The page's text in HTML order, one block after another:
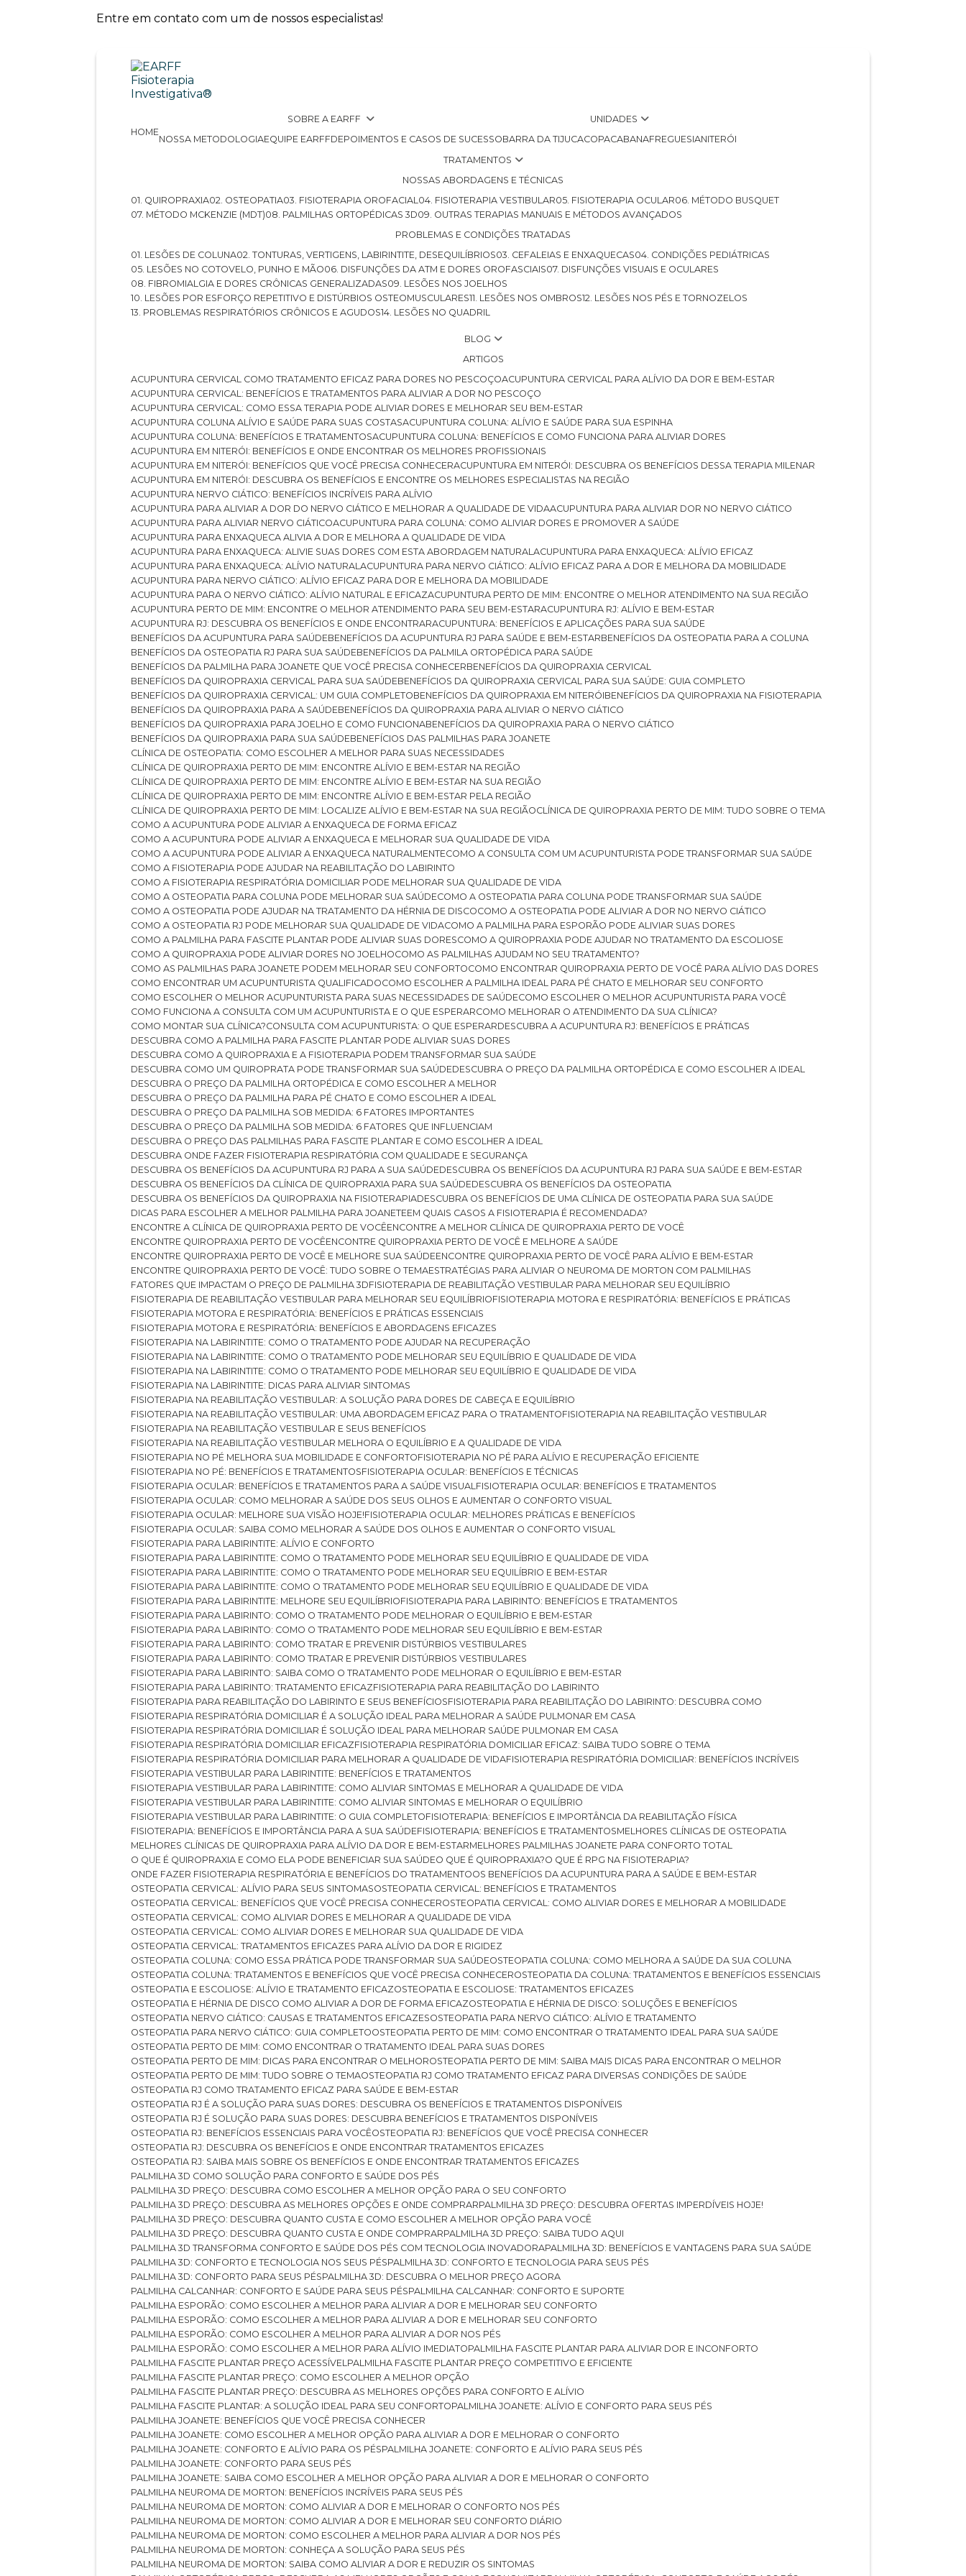
Entre em contato com um de nossos especialistas!
HOME
SOBRE A EARFF
NOSSA METODOLOGIA EQUIPE EARFF DEPOIMENTOS E CASOS DE SUCESSO
UNIDADES
BARRA DA TIJUCA
COPACABANA FREGUESIA
NITERÓI
TRATAMENTOS
NOSSAS ABORDAGENS E TÉCNICAS
01. QUIROPRAXIA
02. OSTEOPATIA 03. FISIOTERAPIA OROFACIAL 04. FISIOTERAPIA VESTIBULAR 05. FISIOTERAPIA OCULAR
06. MÉTODO BUSQUET
07. MÉTODO MCKENZIE (MDT)
08. PALMILHAS ORTOPÉDICAS 3D
09. OUTRAS TERAPIAS MANUAIS E MÉTODOS AVANÇADOS
PROBLEMAS E CONDIÇÕES TRATADAS
01. LESÕES DE COLUNA
02. TONTURAS, VERTIGENS, LABIRINTITE, DESEQUILÍBRIOS 03. CEFALEIAS E ENXAQUECAS
04. CONDIÇÕES PEDIÁTRICAS
05. LESÕES NO COTOVELO, PUNHO E MÃO
06. DISFUNÇÕES DA ATM E DORES OROFASCIAIS
07. DISFUNÇÕES VISUAIS E OCULARES
08. FIBROMIALGIA E DORES CRÔNICAS GENERALIZADAS
09. LESÕES NOS JOELHOS
10. LESÕES POR ESFORÇO REPETITIVO E DISTÚRBIOS OSTEOMUSCULARES 11. LESÕES NOS OMBROS 12. LESÕES NOS PÉS E TORNOZELOS
13. PROBLEMAS RESPIRATÓRIOS CRÔNICOS E AGUDOS 14. LESÕES NO QUADRIL
BLOG
ARTIGOS
ACUPUNTURA CERVICAL COMO TRATAMENTO EFICAZ PARA DORES NO PESCOÇO
ACUPUNTURA CERVICAL PARA ALÍVIO DA DOR E BEM-ESTAR
ACUPUNTURA CERVICAL: BENEFÍCIOS E TRATAMENTOS PARA ALIVIAR A DOR NO PESCOÇO
ACUPUNTURA CERVICAL: COMO ESSA TERAPIA PODE ALIVIAR DORES E MELHORAR SEU BEM-ESTAR
ACUPUNTURA COLUNA ALÍVIO E SAÚDE PARA SUAS COSTAS
ACUPUNTURA COLUNA: ALÍVIO E SAÚDE PARA SUA ESPINHA
ACUPUNTURA COLUNA: BENEFÍCIOS E TRATAMENTOS
ACUPUNTURA COLUNA: BENEFÍCIOS E COMO FUNCIONA PARA ALIVIAR DORES
ACUPUNTURA EM NITERÓI: BENEFÍCIOS E ONDE ENCONTRAR OS MELHORES PROFISSIONAIS
ACUPUNTURA EM NITERÓI: BENEFÍCIOS QUE VOCÊ PRECISA CONHECER
ACUPUNTURA EM NITERÓI: DESCUBRA OS BENEFÍCIOS DESSA TERAPIA MILENAR
ACUPUNTURA EM NITERÓI: DESCUBRA OS BENEFÍCIOS E ENCONTRE OS MELHORES ESPECIALISTAS NA REGIÃO
ACUPUNTURA NERVO CIÁTICO: BENEFÍCIOS INCRÍVEIS PARA ALÍVIO
ACUPUNTURA PARA ALIVIAR A DOR DO NERVO CIÁTICO E MELHORAR A QUALIDADE DE VIDA
ACUPUNTURA PARA ALIVIAR DOR NO NERVO CIÁTICO
ACUPUNTURA PARA ALIVIAR NERVO CIÁTICO
ACUPUNTURA PARA COLUNA: COMO ALIVIAR DORES E PROMOVER A SAÚDE
ACUPUNTURA PARA ENXAQUECA ALIVIA A DOR E MELHORA A QUALIDADE DE VIDA
ACUPUNTURA PARA ENXAQUECA: ALIVIE SUAS DORES COM ESTA ABORDAGEM NATURAL
ACUPUNTURA PARA ENXAQUECA: ALÍVIO EFICAZ
ACUPUNTURA PARA ENXAQUECA: ALÍVIO NATURAL
ACUPUNTURA PARA NERVO CIÁTICO: ALÍVIO EFICAZ PARA A DOR E MELHORA DA MOBILIDADE
ACUPUNTURA PARA NERVO CIÁTICO: ALÍVIO EFICAZ PARA DOR E MELHORA DA MOBILIDADE
ACUPUNTURA PARA O NERVO CIÁTICO: ALÍVIO NATURAL E EFICAZ
ACUPUNTURA PERTO DE MIM: ENCONTRE O MELHOR ATENDIMENTO NA SUA REGIÃO
ACUPUNTURA PERTO DE MIM: ENCONTRE O MELHOR ATENDIMENTO PARA SEU BEM-ESTAR
ACUPUNTURA RJ: ALÍVIO E BEM-ESTAR
ACUPUNTURA RJ: DESCUBRA OS BENEFÍCIOS E ONDE ENCONTRAR
ACUPUNTURA: BENEFÍCIOS E APLICAÇÕES PARA SUA SAÚDE
BENEFÍCIOS DA ACUPUNTURA PARA SAÚDE
BENEFÍCIOS DA ACUPUNTURA RJ PARA SAÚDE E BEM-ESTAR
BENEFÍCIOS DA OSTEOPATIA PARA A COLUNA
BENEFÍCIOS DA OSTEOPATIA RJ PARA SUA SAÚDE
BENEFÍCIOS DA PALMILA ORTOPÉDICA PARA SAÚDE
BENEFÍCIOS DA PALMILHA PARA JOANETE QUE VOCÊ PRECISA CONHECER
BENEFÍCIOS DA QUIROPRAXIA CERVICAL
BENEFÍCIOS DA QUIROPRAXIA CERVICAL PARA SUA SAÚDE
BENEFÍCIOS DA QUIROPRAXIA CERVICAL PARA SUA SAÚDE: GUIA COMPLETO
BENEFÍCIOS DA QUIROPRAXIA CERVICAL: UM GUIA COMPLETO
BENEFÍCIOS DA QUIROPRAXIA EM NITERÓI
BENEFÍCIOS DA QUIROPRAXIA NA FISIOTERAPIA
BENEFÍCIOS DA QUIROPRAXIA PARA A SAÚDE
BENEFÍCIOS DA QUIROPRAXIA PARA ALIVIAR O NERVO CIÁTICO
BENEFÍCIOS DA QUIROPRAXIA PARA JOELHO E COMO FUNCIONA
BENEFÍCIOS DA QUIROPRAXIA PARA O NERVO CIÁTICO
BENEFÍCIOS DA QUIROPRAXIA PARA SUA SAÚDE
BENEFÍCIOS DAS PALMILHAS PARA JOANETE
CLÍNICA DE OSTEOPATIA: COMO ESCOLHER A MELHOR PARA SUAS NECESSIDADES
CLÍNICA DE QUIROPRAXIA PERTO DE MIM: ENCONTRE ALÍVIO E BEM-ESTAR NA REGIÃO
CLÍNICA DE QUIROPRAXIA PERTO DE MIM: ENCONTRE ALÍVIO E BEM-ESTAR NA SUA REGIÃO
CLÍNICA DE QUIROPRAXIA PERTO DE MIM: ENCONTRE ALÍVIO E BEM-ESTAR PELA REGIÃO
CLÍNICA DE QUIROPRAXIA PERTO DE MIM: LOCALIZE ALÍVIO E BEM-ESTAR NA SUA REGIÃO
CLÍNICA DE QUIROPRAXIA PERTO DE MIM: TUDO SOBRE O TEMA
COMO A ACUPUNTURA PODE ALIVIAR A ENXAQUECA DE FORMA EFICAZ
COMO A ACUPUNTURA PODE ALIVIAR A ENXAQUECA E MELHORAR SUA QUALIDADE DE VIDA
COMO A ACUPUNTURA PODE ALIVIAR A ENXAQUECA NATURALMENTE
COMO A CONSULTA COM UM ACUPUNTURISTA PODE TRANSFORMAR SUA SAÚDE
COMO A FISIOTERAPIA PODE AJUDAR NA REABILITAÇÃO DO LABIRINTO
COMO A FISIOTERAPIA RESPIRATÓRIA DOMICILIAR PODE MELHORAR SUA QUALIDADE DE VIDA
COMO A OSTEOPATIA PARA COLUNA PODE MELHORAR SUA SAÚDE
COMO A OSTEOPATIA PARA COLUNA PODE TRANSFORMAR SUA SAÚDE
COMO A OSTEOPATIA PODE AJUDAR NA TRATAMENTO DA HÉRNIA DE DISCO
COMO A OSTEOPATIA PODE ALIVIAR A DOR NO NERVO CIÁTICO
COMO A OSTEOPATIA RJ PODE MELHORAR SUA QUALIDADE DE VIDA
COMO A PALMILHA PARA ESPORÃO PODE ALIVIAR SUAS DORES
COMO A PALMILHA PARA FASCITE PLANTAR PODE ALIVIAR SUAS DORES
COMO A QUIROPRAXIA PODE AJUDAR NO TRATAMENTO DA ESCOLIOSE
COMO A QUIROPRAXIA PODE ALIVIAR DORES NO JOELHO
COMO AS PALMILHAS AJUDAM NO SEU TRATAMENTO?
COMO AS PALMILHAS PARA JOANETE PODEM MELHORAR SEU CONFORTO
COMO ENCONTRAR QUIROPRAXIA PERTO DE VOCÊ PARA ALÍVIO DAS DORES
COMO ENCONTRAR UM ACUPUNTURISTA QUALIFICADO
COMO ESCOLHER A PALMILHA IDEAL PARA PÉ CHATO E MELHORAR SEU CONFORTO
COMO ESCOLHER O MELHOR ACUPUNTURISTA PARA SUAS NECESSIDADES DE SAÚDE
COMO ESCOLHER O MELHOR ACUPUNTURISTA PARA VOCÊ
COMO FUNCIONA A CONSULTA COM UM ACUPUNTURISTA E O QUE ESPERAR
COMO MELHORAR O ATENDIMENTO DA SUA CLÍNICA?
COMO MONTAR SUA CLÍNICA?
CONSULTA COM ACUPUNTURISTA: O QUE ESPERAR
DESCUBRA A ACUPUNTURA RJ: BENEFÍCIOS E PRÁTICAS
DESCUBRA COMO A PALMILHA PARA FASCITE PLANTAR PODE ALIVIAR SUAS DORES
DESCUBRA COMO A QUIROPRAXIA E A FISIOTERAPIA PODEM TRANSFORMAR SUA SAÚDE
DESCUBRA COMO UM QUIROPRATA PODE TRANSFORMAR SUA SAÚDE
DESCUBRA O PREÇO DA PALMILHA ORTOPÉDICA E COMO ESCOLHER A IDEAL
DESCUBRA O PREÇO DA PALMILHA ORTOPÉDICA E COMO ESCOLHER A MELHOR
DESCUBRA O PREÇO DA PALMILHA PARA PÉ CHATO E COMO ESCOLHER A IDEAL
DESCUBRA O PREÇO DA PALMILHA SOB MEDIDA: 6 FATORES IMPORTANTES
DESCUBRA O PREÇO DA PALMILHA SOB MEDIDA: 6 FATORES QUE INFLUENCIAM
DESCUBRA O PREÇO DAS PALMILHAS PARA FASCITE PLANTAR E COMO ESCOLHER A IDEAL
DESCUBRA ONDE FAZER FISIOTERAPIA RESPIRATÓRIA COM QUALIDADE E SEGURANÇA
DESCUBRA OS BENEFÍCIOS DA ACUPUNTURA RJ PARA A SUA SAÚDE
DESCUBRA OS BENEFÍCIOS DA ACUPUNTURA RJ PARA SUA SAÚDE E BEM-ESTAR
DESCUBRA OS BENEFÍCIOS DA CLÍNICA DE QUIROPRAXIA PARA SUA SAÚDE
DESCUBRA OS BENEFÍCIOS DA OSTEOPATIA
DESCUBRA OS BENEFÍCIOS DA QUIROPRAXIA NA FISIOTERAPIA
DESCUBRA OS BENEFÍCIOS DE UMA CLÍNICA DE OSTEOPATIA PARA SUA SAÚDE
DICAS PARA ESCOLHER A MELHOR PALMILHA PARA JOANETE EM QUAIS CASOS A FISIOTERAPIA É RECOMENDADA?
ENCONTRE A CLÍNICA DE QUIROPRAXIA PERTO DE VOCÊ ENCONTRE A MELHOR CLÍNICA DE QUIROPRAXIA PERTO DE VOCÊ
ENCONTRE QUIROPRAXIA PERTO DE VOCÊ ENCONTRE QUIROPRAXIA PERTO DE VOCÊ E MELHORE A SAÚDE
ENCONTRE QUIROPRAXIA PERTO DE VOCÊ E MELHORE SUA SAÚDE ENCONTRE QUIROPRAXIA PERTO DE VOCÊ PARA ALÍVIO E BEM-ESTAR
ENCONTRE QUIROPRAXIA PERTO DE VOCÊ: TUDO SOBRE O TEMA ESTRATÉGIAS PARA ALIVIAR O NEUROMA DE MORTON COM PALMILHAS
FATORES QUE IMPACTAM O PREÇO DE PALMILHA 3D
FISIOTERAPIA DE REABILITAÇÃO VESTIBULAR PARA MELHORAR SEU EQUILÍBRIO
FISIOTERAPIA DE REABILITAÇÃO VESTIBULAR PARA MELHORAR SEU EQUILÍBRIO
FISIOTERAPIA MOTORA E RESPIRATÓRIA: BENEFÍCIOS E PRÁTICAS
FISIOTERAPIA MOTORA E RESPIRATÓRIA: BENEFÍCIOS E PRÁTICAS ESSENCIAIS
FISIOTERAPIA MOTORA E RESPIRATÓRIA: BENEFÍCIOS E ABORDAGENS EFICAZES
FISIOTERAPIA NA LABIRINTITE: COMO O TRATAMENTO PODE AJUDAR NA RECUPERAÇÃO
FISIOTERAPIA NA LABIRINTITE: COMO O TRATAMENTO PODE MELHORAR SEU EQUILÍBRIO E QUALIDADE DE VIDA
FISIOTERAPIA NA LABIRINTITE: COMO O TRATAMENTO PODE MELHORAR SEU EQUILÍBRIO E QUALIDADE DE VIDA
FISIOTERAPIA NA LABIRINTITE: DICAS PARA ALIVIAR SINTOMAS
FISIOTERAPIA NA REABILITAÇÃO VESTIBULAR: A SOLUÇÃO PARA DORES DE CABEÇA E EQUILÍBRIO
FISIOTERAPIA NA REABILITAÇÃO VESTIBULAR: UMA ABORDAGEM EFICAZ PARA O TRATAMENTO
FISIOTERAPIA NA REABILITAÇÃO VESTIBULAR
FISIOTERAPIA NA REABILITAÇÃO VESTIBULAR E SEUS BENEFÍCIOS
FISIOTERAPIA NA REABILITAÇÃO VESTIBULAR MELHORA O EQUILÍBRIO E A QUALIDADE DE VIDA
FISIOTERAPIA NO PÉ MELHORA SUA MOBILIDADE E CONFORTO
FISIOTERAPIA NO PÉ PARA ALÍVIO E RECUPERAÇÃO EFICIENTE
FISIOTERAPIA NO PÉ: BENEFÍCIOS E TRATAMENTOS
FISIOTERAPIA OCULAR: BENEFÍCIOS E TÉCNICAS
FISIOTERAPIA OCULAR: BENEFÍCIOS E TRATAMENTOS PARA A SAÚDE VISUAL FISIOTERAPIA OCULAR: BENEFÍCIOS E TRATAMENTOS
FISIOTERAPIA OCULAR: COMO MELHORAR A SAÚDE DOS SEUS OLHOS E AUMENTAR O CONFORTO VISUAL
FISIOTERAPIA OCULAR: MELHORE SUA VISÃO HOJE! FISIOTERAPIA OCULAR: MELHORES PRÁTICAS E BENEFÍCIOS
FISIOTERAPIA OCULAR: SAIBA COMO MELHORAR A SAÚDE DOS OLHOS E AUMENTAR O CONFORTO VISUAL
FISIOTERAPIA PARA LABIRINTITE: ALÍVIO E CONFORTO
FISIOTERAPIA PARA LABIRINTITE: COMO O TRATAMENTO PODE MELHORAR SEU EQUILÍBRIO E QUALIDADE DE VIDA
FISIOTERAPIA PARA LABIRINTITE: COMO O TRATAMENTO PODE MELHORAR SEU EQUILÍBRIO E BEM-ESTAR
FISIOTERAPIA PARA LABIRINTITE: COMO O TRATAMENTO PODE MELHORAR SEU EQUILÍBRIO E QUALIDADE DE VIDA
FISIOTERAPIA PARA LABIRINTITE: MELHORE SEU EQUILÍBRIO
FISIOTERAPIA PARA LABIRINTO: BENEFÍCIOS E TRATAMENTOS
FISIOTERAPIA PARA LABIRINTO: COMO O TRATAMENTO PODE MELHORAR O EQUILÍBRIO E BEM-ESTAR
FISIOTERAPIA PARA LABIRINTO: COMO O TRATAMENTO PODE MELHORAR SEU EQUILÍBRIO E BEM-ESTAR
FISIOTERAPIA PARA LABIRINTO: COMO TRATAR E PREVENIR DISTÚRBIOS VESTIBULARES
FISIOTERAPIA PARA LABIRINTO: COMO TRATAR E PREVENIR DISTÚRBIOS VESTIBULARES
FISIOTERAPIA PARA LABIRINTO: SAIBA COMO O TRATAMENTO PODE MELHORAR O EQUILÍBRIO E BEM-ESTAR
FISIOTERAPIA PARA LABIRINTO: TRATAMENTO EFICAZ FISIOTERAPIA PARA REABILITAÇÃO DO LABIRINTO
FISIOTERAPIA PARA REABILITAÇÃO DO LABIRINTO E SEUS BENEFÍCIOS
FISIOTERAPIA PARA REABILITAÇÃO DO LABIRINTO: DESCUBRA COMO
FISIOTERAPIA RESPIRATÓRIA DOMICILIAR É A SOLUÇÃO IDEAL PARA MELHORAR A SAÚDE PULMONAR EM CASA
FISIOTERAPIA RESPIRATÓRIA DOMICILIAR É SOLUÇÃO IDEAL PARA MELHORAR SAÚDE PULMONAR EM CASA
FISIOTERAPIA RESPIRATÓRIA DOMICILIAR EFICAZ FISIOTERAPIA RESPIRATÓRIA DOMICILIAR EFICAZ: SAIBA TUDO SOBRE O TEMA
FISIOTERAPIA RESPIRATÓRIA DOMICILIAR PARA MELHORAR A QUALIDADE DE VIDA FISIOTERAPIA RESPIRATÓRIA DOMICILIAR: BENEFÍCIOS INCRÍVEIS
FISIOTERAPIA VESTIBULAR PARA LABIRINTITE: BENEFÍCIOS E TRATAMENTOS
FISIOTERAPIA VESTIBULAR PARA LABIRINTITE: COMO ALIVIAR SINTOMAS E MELHORAR A QUALIDADE DE VIDA
FISIOTERAPIA VESTIBULAR PARA LABIRINTITE: COMO ALIVIAR SINTOMAS E MELHORAR O EQUILÍBRIO
FISIOTERAPIA VESTIBULAR PARA LABIRINTITE: O GUIA COMPLETO
FISIOTERAPIA: BENEFÍCIOS E IMPORTÂNCIA DA REABILITAÇÃO FÍSICA
FISIOTERAPIA: BENEFÍCIOS E IMPORTÂNCIA PARA A SUA SAÚDE FISIOTERAPIA: BENEFÍCIOS E TRATAMENTOS
MELHORES CLÍNICAS DE OSTEOPATIA
MELHORES CLÍNICAS DE QUIROPRAXIA PARA ALÍVIO DA DOR E BEM-ESTAR
MELHORES PALMILHAS JOANETE PARA CONFORTO TOTAL
O QUE É QUIROPRAXIA E COMO ELA PODE BENEFICIAR SUA SAÚDE
O QUE É QUIROPRAXIA?
O QUE É RPG NA FISIOTERAPIA?
ONDE FAZER FISIOTERAPIA RESPIRATÓRIA E BENEFÍCIOS DO TRATAMENTO
OS BENEFÍCIOS DA ACUPUNTURA PARA A SAÚDE E BEM-ESTAR
OSTEOPATIA CERVICAL: ALÍVIO PARA SEUS SINTOMAS
OSTEOPATIA CERVICAL: BENEFÍCIOS E TRATAMENTOS
OSTEOPATIA CERVICAL: BENEFÍCIOS QUE VOCÊ PRECISA CONHECER
OSTEOPATIA CERVICAL: COMO ALIVIAR DORES E MELHORAR A MOBILIDADE
OSTEOPATIA CERVICAL: COMO ALIVIAR DORES E MELHORAR A QUALIDADE DE VIDA
OSTEOPATIA CERVICAL: COMO ALIVIAR DORES E MELHORAR SUA QUALIDADE DE VIDA
OSTEOPATIA CERVICAL: TRATAMENTOS EFICAZES PARA ALÍVIO DA DOR E RIGIDEZ
OSTEOPATIA COLUNA: COMO ESSA PRÁTICA PODE TRANSFORMAR SUA SAÚDE
OSTEOPATIA COLUNA: COMO MELHORA A SAÚDE DA SUA COLUNA
OSTEOPATIA COLUNA: TRATAMENTOS E BENEFÍCIOS QUE VOCÊ PRECISA CONHECER
OSTEOPATIA DA COLUNA: TRATAMENTOS E BENEFÍCIOS ESSENCIAIS
OSTEOPATIA E ESCOLIOSE: ALÍVIO E TRATAMENTO EFICAZ
OSTEOPATIA E ESCOLIOSE: TRATAMENTOS EFICAZES
OSTEOPATIA E HÉRNIA DE DISCO COMO ALIVIAR A DOR DE FORMA EFICAZ
OSTEOPATIA E HÉRNIA DE DISCO: SOLUÇÕES E BENEFÍCIOS
OSTEOPATIA NERVO CIÁTICO: CAUSAS E TRATAMENTOS EFICAZES
OSTEOPATIA PARA NERVO CIÁTICO: ALÍVIO E TRATAMENTO
OSTEOPATIA PARA NERVO CIÁTICO: GUIA COMPLETO
OSTEOPATIA PERTO DE MIM: COMO ENCONTRAR O TRATAMENTO IDEAL PARA SUA SAÚDE
OSTEOPATIA PERTO DE MIM: COMO ENCONTRAR O TRATAMENTO IDEAL PARA SUAS DORES
OSTEOPATIA PERTO DE MIM: DICAS PARA ENCONTRAR O MELHOR
OSTEOPATIA PERTO DE MIM: SAIBA MAIS DICAS PARA ENCONTRAR O MELHOR
OSTEOPATIA PERTO DE MIM: TUDO SOBRE O TEMA
OSTEOPATIA RJ COMO TRATAMENTO EFICAZ PARA DIVERSAS CONDIÇÕES DE SAÚDE
OSTEOPATIA RJ COMO TRATAMENTO EFICAZ PARA SAÚDE E BEM-ESTAR
OSTEOPATIA RJ É A SOLUÇÃO PARA SUAS DORES: DESCUBRA OS BENEFÍCIOS E TRATAMENTOS DISPONÍVEIS
OSTEOPATIA RJ É SOLUÇÃO PARA SUAS DORES: DESCUBRA BENEFÍCIOS E TRATAMENTOS DISPONÍVEIS
OSTEOPATIA RJ: BENEFÍCIOS ESSENCIAIS PARA VOCÊ
OSTEOPATIA RJ: BENEFÍCIOS QUE VOCÊ PRECISA CONHECER
OSTEOPATIA RJ: DESCUBRA OS BENEFÍCIOS E ONDE ENCONTRAR TRATAMENTOS EFICAZES
OSTEOPATIA RJ: SAIBA MAIS SOBRE OS BENEFÍCIOS E ONDE ENCONTRAR TRATAMENTOS EFICAZES
PALMILHA 3D COMO SOLUÇÃO PARA CONFORTO E SAÚDE DOS PÉS
PALMILHA 3D PREÇO: DESCUBRA COMO ESCOLHER A MELHOR OPÇÃO PARA O SEU CONFORTO
PALMILHA 3D PREÇO: DESCUBRA AS MELHORES OPÇÕES E ONDE COMPRAR
PALMILHA 3D PREÇO: DESCUBRA OFERTAS IMPERDÍVEIS HOJE!
PALMILHA 3D PREÇO: DESCUBRA QUANTO CUSTA E COMO ESCOLHER A MELHOR OPÇÃO PARA VOCÊ
PALMILHA 3D PREÇO: DESCUBRA QUANTO CUSTA E ONDE COMPRAR
PALMILHA 3D PREÇO: SAIBA TUDO AQUI
PALMILHA 3D TRANSFORMA CONFORTO E SAÚDE DOS PÉS COM TECNOLOGIA INOVADORA PALMILHA 3D: BENEFÍCIOS E VANTAGENS PARA SUA SAÚDE
PALMILHA 3D: CONFORTO E TECNOLOGIA NOS SEUS PÉS
PALMILHA 3D: CONFORTO E TECNOLOGIA PARA SEUS PÉS
PALMILHA 3D: CONFORTO PARA SEUS PÉS
PALMILHA 3D: DESCUBRA O MELHOR PREÇO AGORA
PALMILHA CALCANHAR: CONFORTO E SAÚDE PARA SEUS PÉS
PALMILHA CALCANHAR: CONFORTO E SUPORTE
PALMILHA ESPORÃO: COMO ESCOLHER A MELHOR PARA ALIVIAR A DOR E MELHORAR SEU CONFORTO
PALMILHA ESPORÃO: COMO ESCOLHER A MELHOR PARA ALIVIAR A DOR E MELHORAR SEU CONFORTO
PALMILHA ESPORÃO: COMO ESCOLHER A MELHOR PARA ALIVIAR A DOR NOS PÉS
PALMILHA ESPORÃO: COMO ESCOLHER A MELHOR PARA ALÍVIO IMEDIATO
PALMILHA FASCITE PLANTAR PARA ALIVIAR DOR E INCONFORTO
PALMILHA FASCITE PLANTAR PREÇO ACESSÍVEL PALMILHA FASCITE PLANTAR PREÇO COMPETITIVO E EFICIENTE
PALMILHA FASCITE PLANTAR PREÇO: COMO ESCOLHER A MELHOR OPÇÃO
PALMILHA FASCITE PLANTAR PREÇO: DESCUBRA AS MELHORES OPÇÕES PARA CONFORTO E ALÍVIO
PALMILHA FASCITE PLANTAR: A SOLUÇÃO IDEAL PARA SEU CONFORTO
PALMILHA JOANETE: ALÍVIO E CONFORTO PARA SEUS PÉS
PALMILHA JOANETE: BENEFÍCIOS QUE VOCÊ PRECISA CONHECER
PALMILHA JOANETE: COMO ESCOLHER A MELHOR OPÇÃO PARA ALIVIAR A DOR E MELHORAR O CONFORTO
PALMILHA JOANETE: CONFORTO E ALÍVIO PARA OS PÉS
PALMILHA JOANETE: CONFORTO E ALÍVIO PARA SEUS PÉS
PALMILHA JOANETE: CONFORTO PARA SEUS PÉS
PALMILHA JOANETE: SAIBA COMO ESCOLHER A MELHOR OPÇÃO PARA ALIVIAR A DOR E MELHORAR O CONFORTO
PALMILHA NEUROMA DE MORTON: BENEFÍCIOS INCRÍVEIS PARA SEUS PÉS
PALMILHA NEUROMA DE MORTON: COMO ALIVIAR A DOR E MELHORAR O CONFORTO NOS PÉS
PALMILHA NEUROMA DE MORTON: COMO ALIVIAR A DOR E MELHORAR SEU CONFORTO DIÁRIO
PALMILHA NEUROMA DE MORTON: COMO ESCOLHER A MELHOR PARA ALIVIAR A DOR NOS PÉS
PALMILHA NEUROMA DE MORTON: CONHEÇA A SOLUÇÃO PARA SEUS PÉS
PALMILHA NEUROMA DE MORTON: SAIBA COMO ALIVIAR A DOR E REDUZIR OS SINTOMAS